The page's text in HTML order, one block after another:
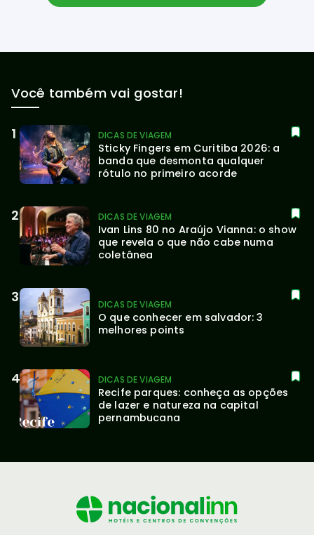
Você também vai gostar!
DICAS DE VIAGEM
Sticky Fingers em Curitiba 2026: a
banda que desmonta qualquer
rótulo no primeiro acorde
DICAS DE VIAGEM
Ivan Lins 80 no Araújo Vianna: o show
que revela o que não cabe numa
coletânea
DICAS DE VIAGEM
O que conhecer em salvador: 3
melhores points
DICAS DE VIAGEM
Recife parques: conheça as opções
de lazer e natureza na capital
pernambucana